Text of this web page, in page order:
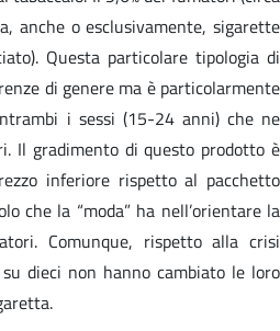
anche o esclusivamente, sigarette
Questa particolare tipologia di
di genere ma è particolarmente
i sessi (15-24 anni) che ne
Il gradimento di questo prodotto è
inferiore rispetto al pacchetto
che la “moda” ha nell’orientare la
Comunque, rispetto alla crisi
dieci non hanno cambiato le loro